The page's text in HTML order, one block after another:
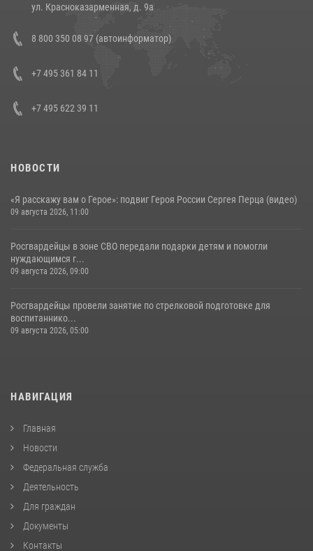
Состоялась рабочая встреча директора Росгвардии Героя России
генерала армии Виктора Золотова с заместителем полномочного
представителя Президента Российской Федерации в Северо-
Кавказском федеральном округе Виталием Кузнецовым
ул. Красноказарменная, д. 9а
8 800 350 08 97 (автоинформатор)
+7 495 361 84 11
+7 495 622 39 11
НОВОСТИ
«Я расскажу вам о Герое»: подвиг Героя России Сергея Перца (видео)
09 августа 2026, 11:00
Росгвардейцы в зоне СВО передали подарки детям и помогли
нуждающимся г...
09 августа 2026, 09:00
Росгвардейцы провели занятие по стрелковой подготовке для
воспитаннико...
09 августа 2026, 05:00
НАВИГАЦИЯ
Главная
Новости
Федеральная служба
Деятельность
Для граждан
Документы
Контакты